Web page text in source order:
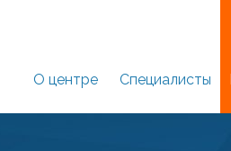
О центре Специалисты